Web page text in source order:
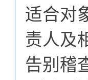
适合对
责人及
告别稽